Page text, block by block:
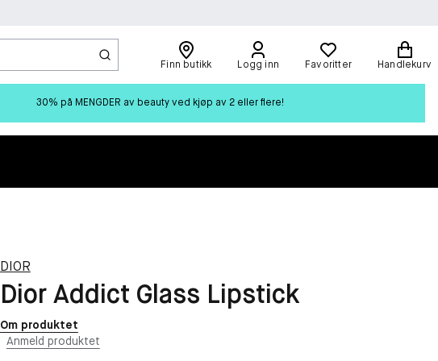
Finn butikk Logg inn Favoritter Handlekurv
30% på MENGDER av beauty ved kjøp av 2 eller flere!
DIOR
Dior Addict Glass Lipstick
Om produktet
Anmeld produktet